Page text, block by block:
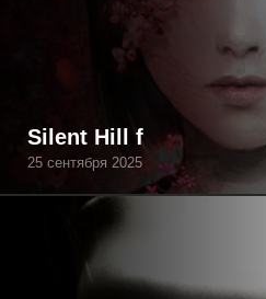
Silent Hill f
25 сентября 2025